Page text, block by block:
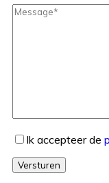
Ik accepteer de
Versturen